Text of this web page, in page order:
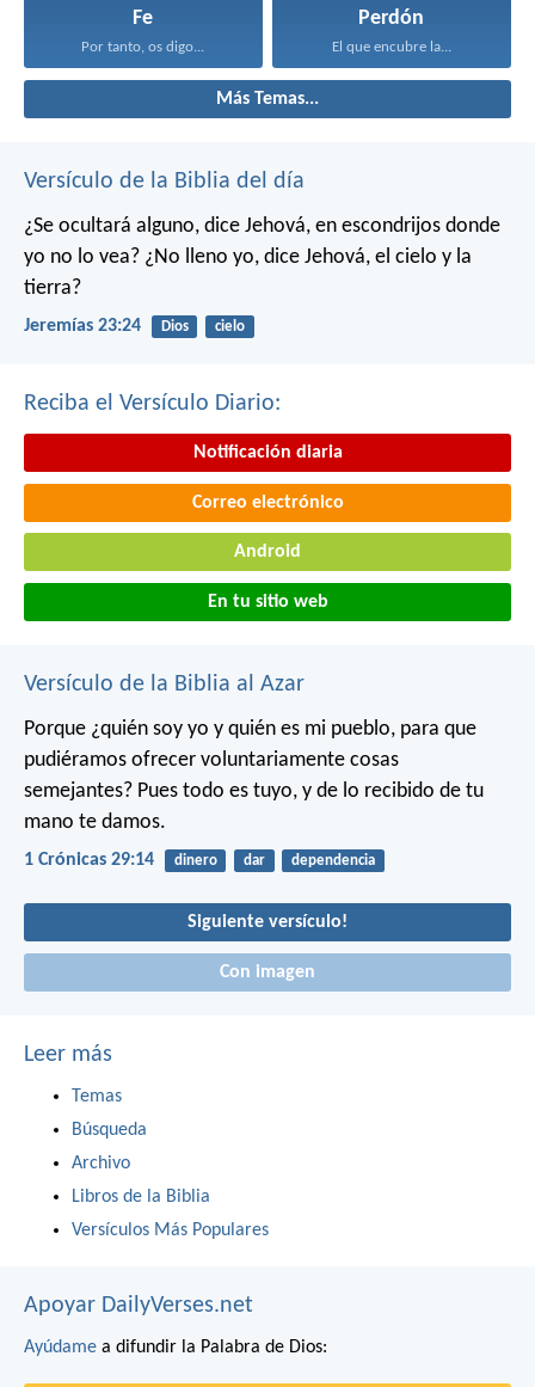
Fe
Por tanto, os digo...
Perdón
El que encubre la...
Más Temas...
Versículo de la Biblia del día
¿Se ocultará alguno, dice Jehová, en escondrijos donde
yo no lo vea? ¿No lleno yo, dice Jehová, el cielo y la
tierra?
Jeremías 23:24 Dios cielo
Reciba el Versículo Diario:
Notificación diaria
Correo electrónico
Android
En tu sitio web
Versículo de la Biblia al Azar
Porque ¿quién soy yo y quién es mi pueblo, para que
pudiéramos ofrecer voluntariamente cosas
semejantes? Pues todo es tuyo, y de lo recibido de tu
mano te damos.
1 Crónicas 29:14 dinero dar dependencia
Siguiente versículo!
Con imagen
Leer más
Temas
Búsqueda
Archivo
Libros de la Biblia
Versículos Más Populares
Apoyar DailyVerses.net
Ayúdame a difundir la Palabra de Dios: